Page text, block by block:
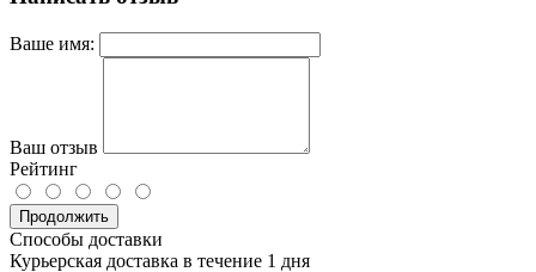
Ваше имя:
Ваш отзыв
Рейтинг
Продолжить
Способы доставки
Курьерская доставка в течение 1 дня